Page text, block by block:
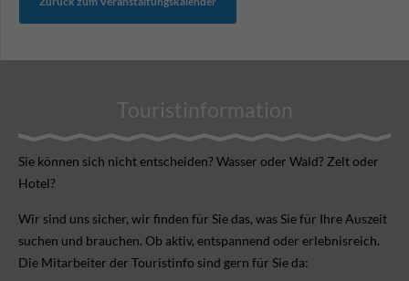
Touristinformation
Sie können sich nicht ent­scheiden? Wasser oder Wald? Zelt oder
Hotel?
Wir sind uns sicher, wir finden für Sie das, was Sie für Ihre Aus­zeit
suchen und brauchen. Ob aktiv, ent­spannend oder erlebnis­reich.
Die Mitarbeiter der Touristinfo sind gern für Sie da: